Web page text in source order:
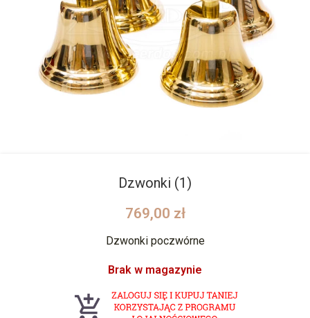
Dzwonki (1)
769,00 zł
Dzwonki poczwórne
Brak w magazynie